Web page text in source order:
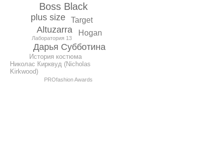
Boss Black
plus size
Altuzarra
Дарья Субботина
Target
Hogan
История костюма
Николас Кирквуд (Nicholas
Kirkwood)
PROfashion Awards
Лаборатория 13